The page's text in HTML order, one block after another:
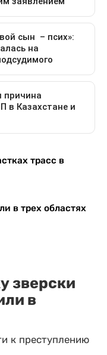
трасс в
в трех областях
зверски
в
к преступлению